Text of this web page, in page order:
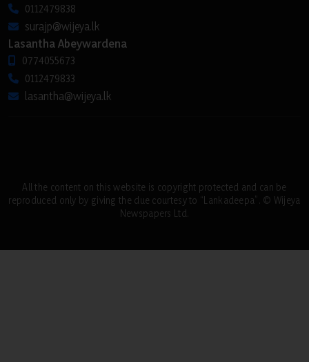
0112479838
surajp@wijeya.lk
Lasantha Abeywardena
0774055673
0112479833
lasantha@wijeya.lk
All the content on this website is copyright protected and can be
reproduced only by giving the due courtesy to “Lankadeepa”. © Wijeya
Newspapers Ltd.